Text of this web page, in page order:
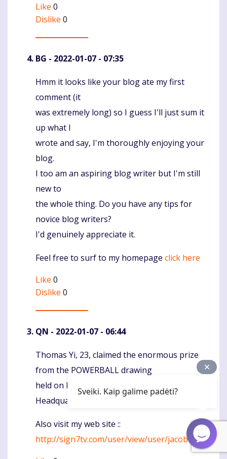
Like 0
Dislike 0
BG - 2022-01-07 - 07:35
Komentaras
Hmm it looks like your blog ate my first
comment (it
was extremely long) so I guess I'll just sum it
up what I
wrote and say, I'm thoroughly enjoying your
blog.
I too am an aspiring blog writer but I'm still
new to
the whole thing. Do you have any tips for
novice blog writers?
I'd genuinely appreciate it.
Feel free to surf to my homepage click here
Like 0
Dislike 0
QN - 2022-01-07 - 06:44
Komentaras
Thomas Yi, 23, claimed the enormous prize
from the POWERBALL drawing
held on March 27, 2021, at Florida Lottery
Headquarters in Tallahassee.
Also visit my web site ::
http://sign7tv.com/user/view/user/jacobbto64/
Sveiki. Kaip galime padėti?